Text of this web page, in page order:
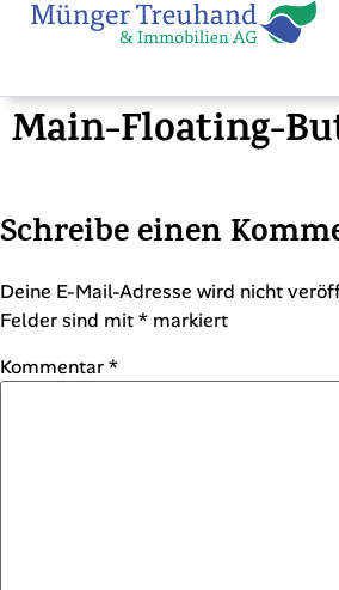
Main-Floating-
Schreibe einen
Deine E-Mail-Adresse wird nicht
Felder sind mit* markiert
Kommentar*